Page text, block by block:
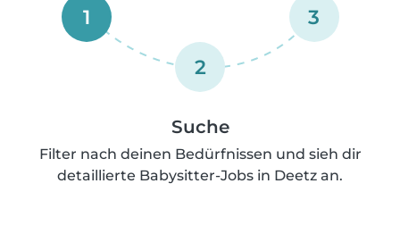
1
2
3
Suche
Filter nach deinen Bedürfnissen und sieh dir
detaillierte Babysitter-Jobs in Deetz an.